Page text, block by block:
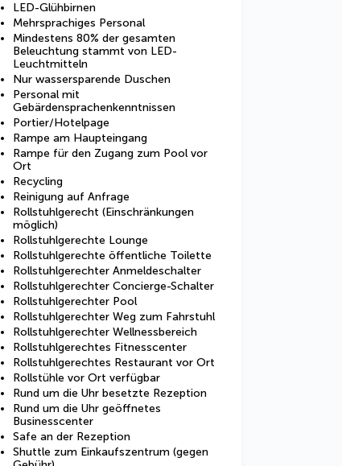
LED-Glühbirnen
Mehrsprachiges Personal
Mindestens 80% der gesamten
Beleuchtung stammt von LED-
Leuchtmitteln
Nur wassersparende Duschen
Personal mit
Gebärdensprachenkenntnissen
Portier/Hotelpage
Rampe am Haupteingang
Rampe für den Zugang zum Pool vor
Ort
Recycling
Reinigung auf Anfrage
Rollstuhlgerecht (Einschränkungen
möglich)
Rollstuhlgerechte Lounge
Rollstuhlgerechte öffentliche Toilette
Rollstuhlgerechter Anmeldeschalter
Rollstuhlgerechter Concierge-Schalter
Rollstuhlgerechter Pool
Rollstuhlgerechter Weg zum Fahrstuhl
Rollstuhlgerechter Wellnessbereich
Rollstuhlgerechtes Fitnesscenter
Rollstuhlgerechtes Restaurant vor Ort
Rollstühle vor Ort verfügbar
Rund um die Uhr besetzte Rezeption
Rund um die Uhr geöffnetes
Businesscenter
Safe an der Rezeption
Shuttle zum Einkaufszentrum (gegen